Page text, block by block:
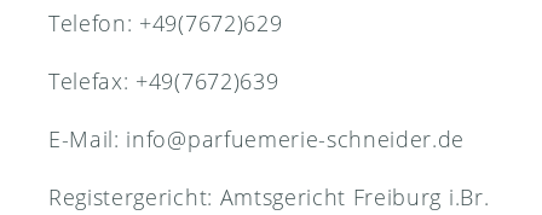
Telefon: +49(7672)629
Telefax: +49(7672)639
E-Mail: info@parfuemerie-schneider.de
Registergericht: Amtsgericht Freiburg i.Br.